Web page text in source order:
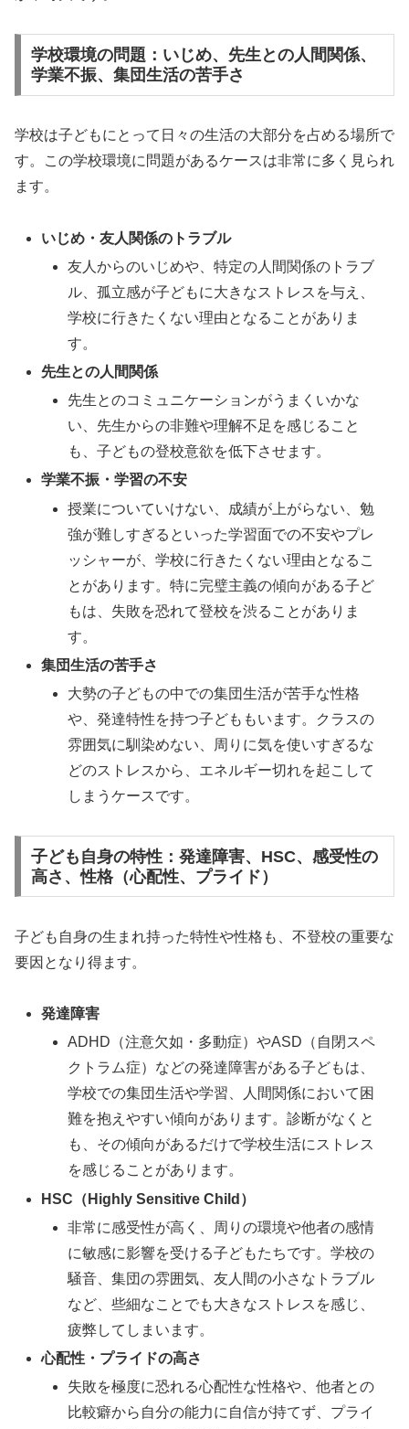
学校環境の問題：いじめ、先生との人間関係、
学業不振、集団生活の苦手さ
学校は子どもにとって日々の生活の大部分を占める場所で
す。この学校環境に問題があるケースは非常に多く見られ
ます。
いじめ・友人関係のトラブル
友人からのいじめや、特定の人間関係のトラブ
ル、孤立感が子どもに大きなストレスを与え、
学校に行きたくない理由となることがありま
す。
先生との人間関係
先生とのコミュニケーションがうまくいかな
い、先生からの非難や理解不足を感じること
も、子どもの登校意欲を低下させます。
学業不振・学習の不安
授業についていけない、成績が上がらない、勉
強が難しすぎるといった学習面での不安やプレ
ッシャーが、学校に行きたくない理由となるこ
とがあります。特に完璧主義の傾向がある子ど
もは、失敗を恐れて登校を渋ることがありま
す。
集団生活の苦手さ
大勢の子どもの中での集団生活が苦手な性格
や、発達特性を持つ子どももいます。クラスの
雰囲気に馴染めない、周りに気を使いすぎるな
どのストレスから、エネルギー切れを起こして
しまうケースです。
子ども自身の特性：発達障害、HSC、感受性の
高さ、性格（心配性、プライド）
子ども自身の生まれ持った特性や性格も、不登校の重要な
要因となり得ます。
発達障害
ADHD（注意欠如・多動症）やASD（自閉スペ
クトラム症）などの発達障害がある子どもは、
学校での集団生活や学習、人間関係において困
難を抱えやすい傾向があります。診断がなくと
も、その傾向があるだけで学校生活にストレス
を感じることがあります。
HSC（Highly Sensitive Child）
非常に感受性が高く、周りの環境や他者の感情
に敏感に影響を受ける子どもたちです。学校の
騒音、集団の雰囲気、友人間の小さなトラブル
など、些細なことでも大きなストレスを感じ、
疲弊してしまいます。
心配性・プライドの高さ
失敗を極度に恐れる心配性な性格や、他者との
比較癖から自分の能力に自信が持てず、プライ